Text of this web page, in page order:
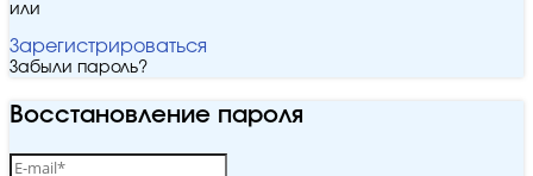
или
Зарегистрироваться
Забыли пароль?
Восстановление пароля